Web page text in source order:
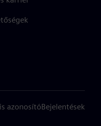
azonosítóBejelentések